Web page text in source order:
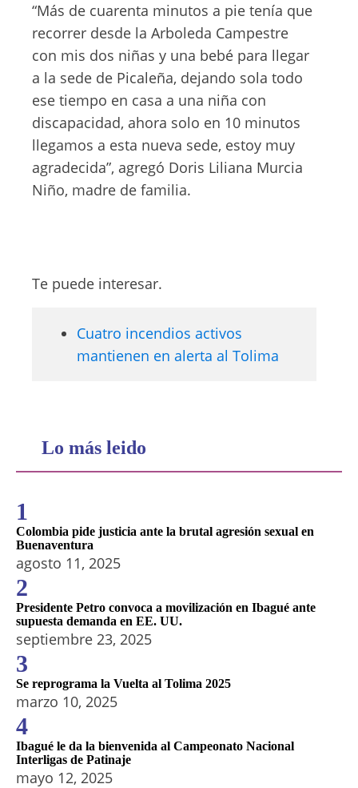
“Más de cuarenta minutos a pie tenía que
recorrer desde la Arboleda Campestre
con mis dos niñas y una bebé para llegar
a la sede de Picaleña, dejando sola todo
ese tiempo en casa a una niña con
discapacidad, ahora solo en 10 minutos
llegamos a esta nueva sede, estoy muy
agradecida”, agregó Doris Liliana Murcia
Niño, madre de familia.
Te puede interesar.
Cuatro incendios activos
mantienen en alerta al Tolima
Lo más leido
1
Colombia pide justicia ante la brutal agresión sexual en
Buenaventura
agosto 11, 2025
2
Presidente Petro convoca a movilización en Ibagué ante
supuesta demanda en EE. UU.
septiembre 23, 2025
3
Se reprograma la Vuelta al Tolima 2025
marzo 10, 2025
4
Ibagué le da la bienvenida al Campeonato Nacional
Interligas de Patinaje
mayo 12, 2025